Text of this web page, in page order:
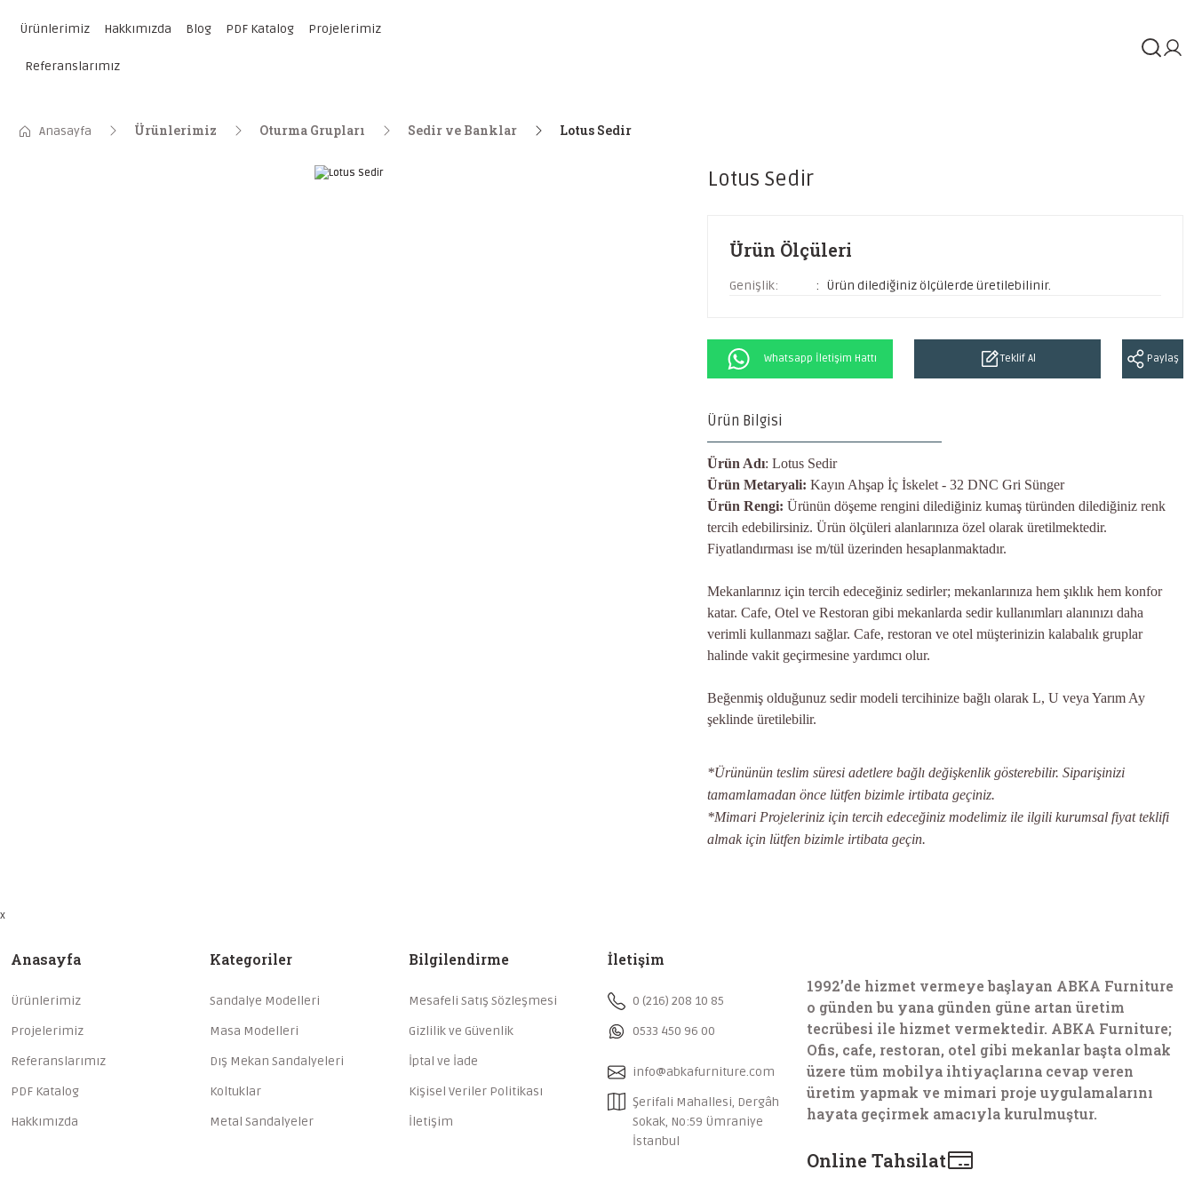
Ürünlerimiz Hakkımızda Blog PDF Katalog Projelerimiz
Referanslarımız
Anasayfa Ürünlerimiz Oturma Grupları Sedir ve Banklar Lotus Sedir
Lotus Sedir
Ürün Ölçüleri
Genişlik: Ürün dilediğiniz ölçülerde üretilebilinir.
Whatsapp İletişim Hattı Teklif Al Paylaş
Ürün Bilgisi
Ürün Adı: Lotus Sedir
Ürün Metaryali: Kayın Ahşap İç İskelet - 32 DNC Gri Sünger
Ürün Rengi: Ürünün döşeme rengini dilediğiniz kumaş türünden dilediğiniz renk
tercih edebilirsiniz. Ürün ölçüleri alanlarınıza özel olarak üretilmektedir.
Fiyatlandırması ise m/tül üzerinden hesaplanmaktadır.
Mekanlarınız için tercih edeceğiniz sedirler; mekanlarınıza hem şıklık hem konfor
katar. Cafe, Otel ve Restoran gibi mekanlarda sedir kullanımları alanınızı daha
verimli kullanmazı sağlar. Cafe, restoran ve otel müşterinizin kalabalık gruplar
halinde vakit geçirmesine yardımcı olur.
Beğenmiş olduğunuz sedir modeli tercihinize bağlı olarak L, U veya Yarım Ay
şeklinde üretilebilir.
*Ürününün teslim süresi adetlere bağlı değişkenlik gösterebilir. Siparişinizi
tamamlamadan önce lütfen bizimle irtibata geçiniz.
*Mimari Projeleriniz için tercih edeceğiniz modelimiz ile ilgili kurumsal fiyat teklifi
almak için lütfen bizimle irtibata geçin.
x
Anasayfa
Ürünlerimiz
Projelerimiz
Referanslarımız
PDF Katalog
Hakkımızda
Kategoriler
Sandalye Modelleri
Masa Modelleri
Dış Mekan Sandalyeleri
Koltuklar
Metal Sandalyeler
Bilgilendirme
Mesafeli Satış Sözleşmesi
Gizlilik ve Güvenlik
İptal ve İade
Kişisel Veriler Politikası
İletişim
İletişim
0 (216) 208 10 85
0533 450 96 00
info@abkafurniture.com
Şerifali Mahallesi, Dergâh
Sokak, No:59 Ümraniye
İstanbul
1992’de hizmet vermeye başlayan ABKA Furniture
o günden bu yana günden güne artan üretim
tecrübesi ile hizmet vermektedir. ABKA Furniture;
Ofis, cafe, restoran, otel gibi mekanlar başta olmak
üzere tüm mobilya ihtiyaçlarına cevap veren
üretim yapmak ve mimari proje uygulamalarını
hayata geçirmek amacıyla kurulmuştur.
Online Tahsilat